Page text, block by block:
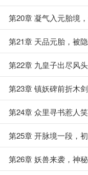
第20章 凝气入元胎境
第21章 天品元胎，被
第22章 九皇子出尽风
第23章 镇妖碑前折木
第24章 众里寻书惹人
第25章 开脉境一段，
第26章 妖兽来袭，神